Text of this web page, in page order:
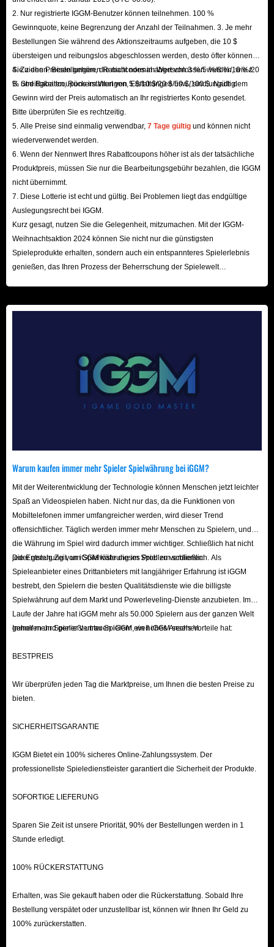
Sie in Ihrer Basis neu, aber alle während dieses Tsunamis
gesammelten Brainrots gehen verloren. Brainrots, die
bereits in Ihrer Basis platziert wurden, bleiben jedoch
Brainrots sind in ETFB von entscheidender Bedeutung, da
sie es den Spielern ermöglichen, Münzen zu verdienen
und Upgrades wieGeschwindigkeit
erwerben. Diese Upgrades helfen dabei, Tsunamis besser
zu überstehen, Fortschritte zu machen und schnell die
Ranglisten zu erklimmen.
Im Kern ist dies ein Mining-/Survival-Spiel, bei dem das
Sammeln von Ressourcen und Upgrades im Mittelpunkt
steht. Die Spieler müssen Brainrots sammeln, um ihre
Effizienz zu steigern, während sie gegen tödliche
Tsunamis kämpfen und kontinuierlich respawnen, um sich
letztlich mit anderen Spielern im Leaderboard zu messen.
2. Nur registrierte IGGM-Benutzer können teilnehmen. 100 %
Gewinnquote, keine Begrenzung der Anzahl der Teilnahmen. 3. Je mehr
Bestellungen Sie während des Aktionszeitraums aufgeben, die 10 $
übersteigen und reibungslos abgeschlossen werden, desto öfter können
Sie ziehen. Bestellungen, die nicht normal abgeschlossen werden, wie z.
B. Streitigkeiten, Rückerstattungen, Erstattungen usw., sind ungültig.
4. Zu den Preisen gehören Rabattcodes im Wert von 3 %/5 %/8 %/10 %/20
% und Rabattcoupons im Wert von 5 $/10 $/20 $/50 $/100 $. Nach dem
Gewinn wird der Preis automatisch an Ihr registriertes Konto gesendet.
Bitte überprüfen Sie es rechtzeitig.
5. Alle Preise sind einmalig verwendbar, 7 Tage gültig und können nicht
wiederverwendet werden.
6. Wenn der Nennwert Ihres Rabattcoupons höher ist als der tatsächliche
Produktpreis, müssen Sie nur die Bearbeitungsgebühr bezahlen, die IGGM
nicht übernimmt.
7. Diese Lotterie ist echt und gültig. Bei Problemen liegt das endgültige
Auslegungsrecht bei IGGM.
Kurz gesagt, nutzen Sie die Gelegenheit, mitzumachen. Mit der IGGM-
Weihnachtsaktion 2024 können Sie nicht nur die günstigsten
Spieleprodukte erhalten, sondern auch ein entspannteres Spielerlebnis
genießen, das Ihren Prozess der Beherrschung der Spielewelt
Warum kaufen immer mehr Spieler Spielwährung bei iGGM?
Mit der Weiterentwicklung der Technologie können Menschen jetzt leichter
Spaß an Videospielen haben. Nicht nur das, da die Funktionen von
Mobiltelefonen immer umfangreicher werden, wird dieser Trend
offensichtlicher. Täglich werden immer mehr Menschen zu Spielern, und
die Währung im Spiel wird dadurch immer wichtiger. Schließlich hat nicht
jeder genug Zeit, um Spielwährung im Spiel zu verdienen.
Die Entstehung von iGGM löste dieses Problem schließlich. Als
Spieleanbieter eines Drittanbieters mit langjähriger Erfahrung ist iGGM
bestrebt, den Spielern die besten Qualitätsdienste wie die billigste
Spielwährung auf dem Markt und Powerleveling-Dienste anzubieten. Im
Laufe der Jahre hat iGGM mehr als 50.000 Spielern aus der ganzen Welt
geholfen und genießt unter Spielern ein hohes Ansehen.
Immer mehr Spieler vertrauen iGGM, weil iGGM sechs Vorteile hat:
BESTPREIS
Wir überprüfen jeden Tag die Marktpreise, um Ihnen die besten Preise zu
bieten.
SICHERHEITSGARANTIE
IGGM Bietet ein 100% sicheres Online-Zahlungssystem. Der
professionellste Spieledienstleister garantiert die Sicherheit der Produkte.
SOFORTIGE LIEFERUNG
Sparen Sie Zeit ist unsere Priorität, 90% der Bestellungen werden in 1
Stunde erledigt.
100% RÜCKERSTATTUNG
Erhalten, was Sie gekauft haben oder die Rückerstattung. Sobald Ihre
Bestellung verspätet oder unzustellbar ist, können wir Ihnen Ihr Geld zu
100% zurückerstatten.